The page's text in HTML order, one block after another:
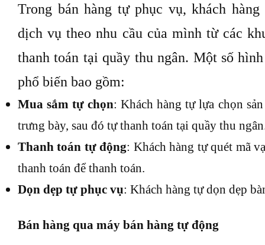
Trong bán hàng tự phục vụ, khách
dịch vụ theo nhu cầu của mình từ các
thanh toán tại quầy thu ngân. Một số
phổ biến bao gồm:
Mua sắm tự chọn: Khách hàng tự lựa chọn
trưng bày, sau đó tự thanh toán tại quầy thu
Thanh toán tự động: Khách hàng tự quét mã
thanh toán để thanh toán.
Dọn dẹp tự phục vụ: Khách hàng tự dọn dẹp
Bán hàng qua máy bán hàng tự động